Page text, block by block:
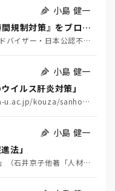
小島 健一
日経MOOK『社長のための残業時間規制対策』をブログで紹介いただきました
尊敬する社会保険労務士・健康経営アドバイザー・日本公認不正検査士協会アソシエイト会員である玉上信明（…
小島 健一
イルス肝炎対策」
このウェブサイト（http://www.uoeh-u.ac.jp/kouza/sanhoken/hc…
小島 健一
法」
コラム「発達障害と障害者雇用促進法」（石井京子他著「人材紹介のプロがつくった 発達障害の人の転職ノー…